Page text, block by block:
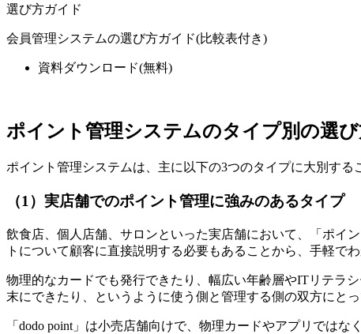
選び方ガイド
会員管理システムの選び方ガイド(比較表付き)
資料ダウンロード(無料)
ポイント管理システムのタイプ別の選
ポイント管理システムは、主に以下の3つのタイプに大別する
（1）実店舗でのポイント管理に強みのあるタイプ
飲食店、個人店舗、サロンといった実店舗において、「ポイ
トについて顧客に直接説明する必要もあることから、手軽で
物理的なカードでも発行できたり、幅広い年齢層やITリテラ
末にできたり、というように使う側と管理する側の双方にと
「dodo point」は小売店舗向けで、物理カードやアプリでは